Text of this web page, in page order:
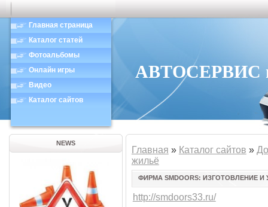
Главная страница
Каталог статей
Фотоальбомы
Онлайн игры
Видео
Каталог сайтов
АВТОСЕРВИС в
NEWS
Главная » Каталог сайтов »
жильё
ФИРМА SMDOORS: ИЗГОТОВЛЕНИЕ
http://smdoors33.ru/